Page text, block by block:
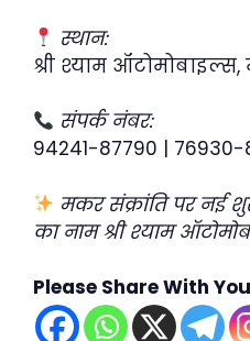
स्थान:
श्री श्याम
संपर्क नंबर:
94241-87790 | 76930-
मकर संक्रांति पर नई
का नाम श्री श्याम
Please Share With